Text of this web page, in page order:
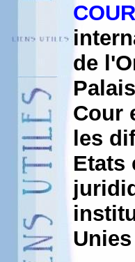
de
Cour
les
Etats